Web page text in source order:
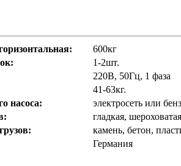
600кг
1-2шт.
220В, 50Гц, 1 фаза
41-63кг.
насоса:
электросеть или
гладкая, шероховатая
камень, бетон,
Германия